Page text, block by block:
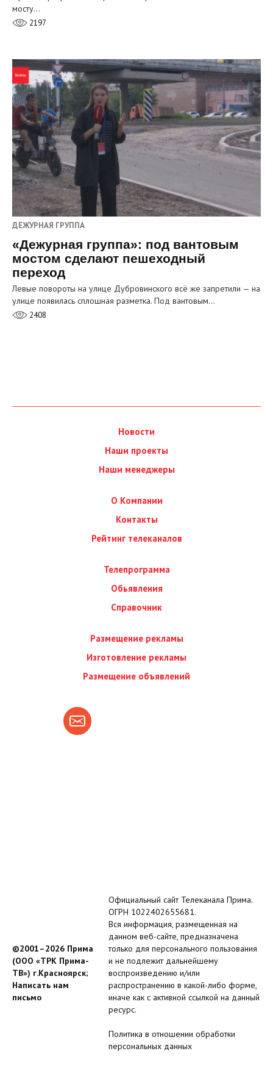
мосту…
2197
ДЕЖУРНАЯ ГРУППА
«Дежурная группа»: под вантовым
мостом сделают пешеходный
переход
Левые повороты на улице Дубровинского всё же запретили — на
улице появилась сплошная разметка. Под вантовым…
2408
Новости
Наши проекты
Наши менеджеры
О Компании
Контакты
Рейтинг телеканалов
Телепрограмма
Обьявления
Справочник
Размещение рекламы
Изготовление рекламы
Размещение объявлений
©2001–2026 Прима
(ООО «ТРК Прима-
ТВ») г.Красноярск;
Написать нам
письмо
Официальный сайт Телеканала Прима.
ОГРН 1022402655681.
Вся информация, размещенная на
данном веб-сайте, предназначена
только для персонального пользования
и не подлежит дальнейшему
воспроизведению и/или
распространению в какой-либо форме,
иначе как с активной ссылкой на данный
ресурс.
Политика в отношении обработки
персональных данных